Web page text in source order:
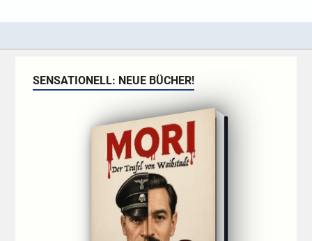
SENSATIONELL: NEUE BÜCHER!